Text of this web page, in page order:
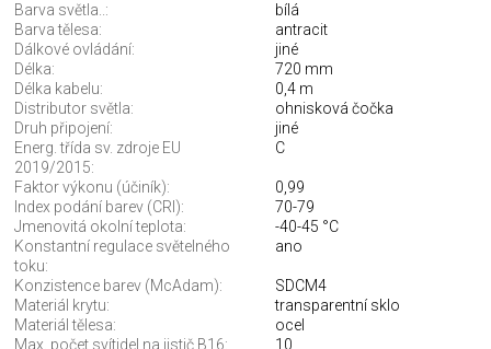
Barva světla..:
bílá
Barva tělesa:
antracit
Dálkové ovládání:
jiné
Délka:
720 mm
Délka kabelu:
0,4 m
Distributor světla:
ohnisková čočka
Druh připojení:
jiné
Energ. třída sv. zdroje EU
2019/2015:
C
Faktor výkonu (účiník):
0,99
Index podání barev (CRI):
70-79
Jmenovitá okolní teplota:
-40-45 °C
Konstantní regulace světelného
toku:
ano
Konzistence barev (McAdam):
SDCM4
Materiál krytu:
transparentní sklo
Materiál tělesa:
ocel
Max. počet svítidel na jistič B16:
10